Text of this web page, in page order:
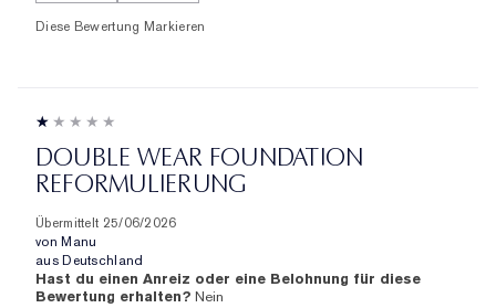
Diese Bewertung Markieren
DOUBLE WEAR FOUNDATION
REFORMULIERUNG
Übermittelt 25/06/2026
von Manu
aus Deutschland
Hast du einen Anreiz oder eine Belohnung für diese
Bewertung erhalten? Nein